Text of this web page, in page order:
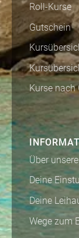
Roll-Kurse
Gutschein
Kurse nach
Über
Deine
Deine
Wege zum